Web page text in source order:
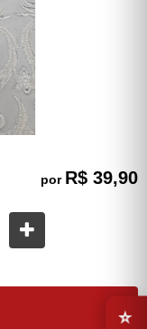
por R$ 39,90